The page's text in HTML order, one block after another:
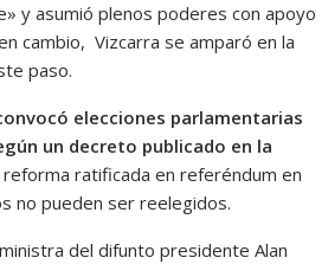
y asumió plenos poderes con apoyo
cambio, Vizcarra se amparó en la
paso.
elecciones parlamentarias
un decreto publicado en la
reforma ratificada en referéndum en
no pueden ser reelegidos.
del difunto presidente Alan